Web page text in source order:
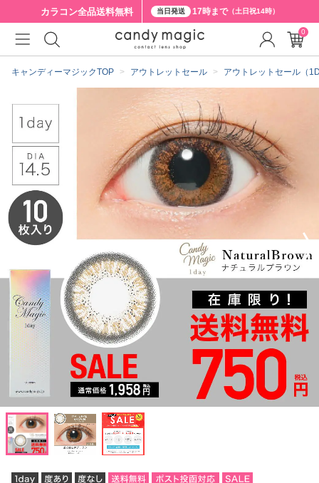
カラコン全品送料無料 当日発送 17時まで（土日祝14時）
キャンディーマジックTOP アウトレットセール アウトレットセール（
0
クーポン詳細